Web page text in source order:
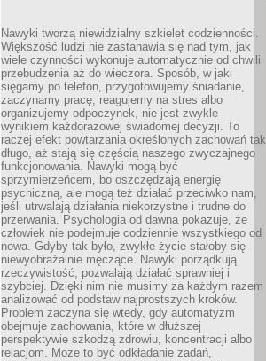
Nawyki tworzą niewidzialny szkielet codzienności.
Większość ludzi nie zastanawia się nad tym, jak
wiele czynności wykonuje automatycznie od chwili
przebudzenia aż do wieczora. Sposób, w jaki
sięgamy po telefon, przygotowujemy śniadanie,
zaczynamy pracę, reagujemy na stres albo
organizujemy odpoczynek, nie jest zwykle
wynikiem każdorazowej świadomej decyzji. To
raczej efekt powtarzania określonych zachowań tak
długo, aż stają się częścią naszego zwyczajnego
funkcjonowania. Nawyki mogą być
sprzymierzeńcem, bo oszczędzają energię
psychiczną, ale mogą też działać przeciwko nam,
jeśli utrwalają działania niekorzystne i trudne do
przerwania. Psychologia od dawna pokazuje, że
człowiek nie podejmuje codziennie wszystkiego od
nowa. Gdyby tak było, zwykłe życie stałoby się
niewyobrażalnie męczące. Nawyki porządkują
rzeczywistość, pozwalają działać sprawniej i
szybciej. Dzięki nim nie musimy za każdym razem
analizować od podstaw najprostszych kroków.
Problem zaczyna się wtedy, gdy automatyzm
obejmuje zachowania, które w dłuższej
perspektywie szkodzą zdrowiu, koncentracji albo
relacjom. Może to być odkładanie zadań,